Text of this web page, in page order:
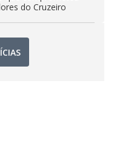
do Cruzeiro